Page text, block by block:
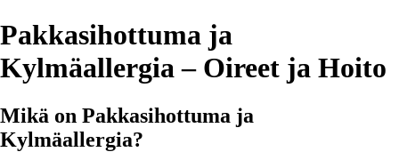
Pakkasihottuma ja
Kylmäallergia – Oireet ja Hoito
Mikä on Pakkasihottuma ja
Kylmäallergia?